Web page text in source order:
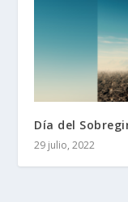
Día del
29 julio, 2022